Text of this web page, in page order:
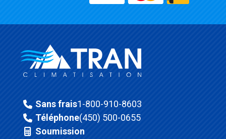
Sans frais1-800-910-8603
Téléphone(450) 500-0655
Soumission